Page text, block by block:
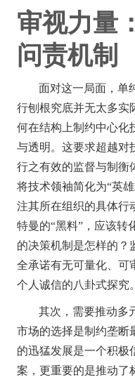
审视力量
问责机制
面对这一局面，单
行刨根究底并无太多实
何在结构上制约中心化
与透明。这要求超越对
行之有效的监督与制衡
将技术领袖简化为“英
注其所在组织的具体行
特曼的“黑料”，应该转
的决策机制是怎样的？
全承诺有无可量化、可
个人诚信的八卦式探究。
其次，需要推动多
市场的选择是制约垄断
的迅猛发展是一个积极
案，更重要的是推动了